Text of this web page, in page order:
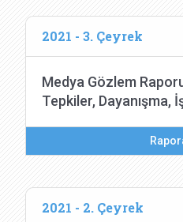
2021 - 3. Çeyrek
Medya Gözlem
Tepkiler, Dayanışma,
2021 - 2. Çeyrek